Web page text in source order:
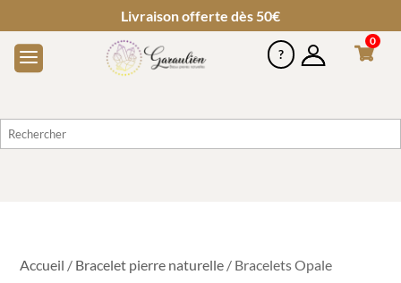
Livraison offerte dès 50€
0
Accueil / Bracelet pierre naturelle / Bracelets Opale